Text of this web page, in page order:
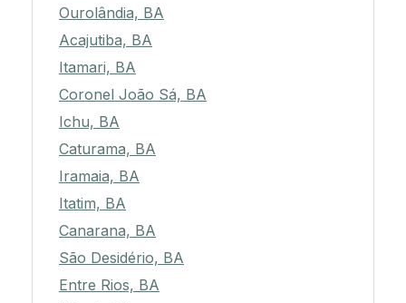
Ourolândia, BA
Acajutiba, BA
Itamari, BA
Coronel João Sá, BA
Ichu, BA
Caturama, BA
Iramaia, BA
Itatim, BA
Canarana, BA
São Desidério, BA
Entre Rios, BA